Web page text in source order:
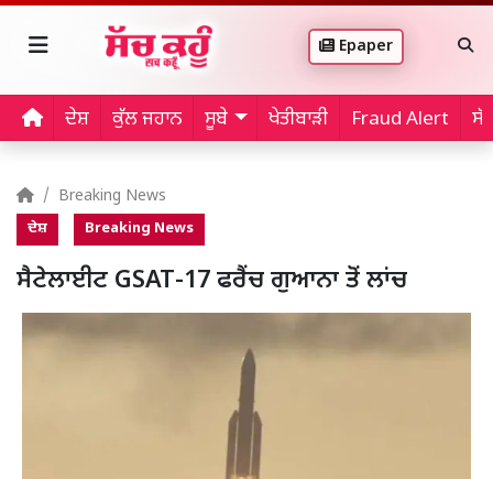
Epaper
ਦੇਸ਼ ਕੁੱਲ ਜਹਾਨ ਸੂਬੇ ਖੇਤੀਬਾੜੀ Fraud Alert
Breaking News
ਦੇਸ਼ Breaking News
ਸੈਟੇਲਾਈਟ GSAT-17 ਫਰੈਂਚ ਗੁਆਨਾ ਤੋਂ ਲਾਂਚ